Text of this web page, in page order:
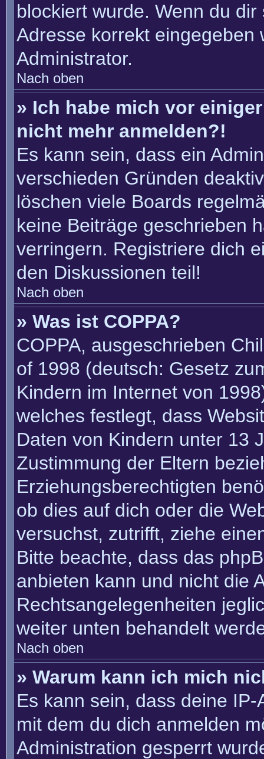
blockiert wurde. Wenn du
Adresse korrekt
Administrator.
Nach oben
» Ich habe mich vor
nicht mehr anmelden?!
Es kann sein, dass ein
verschieden Gründen
löschen viele Boards
keine Beiträge geschrieben
verringern. Registriere dich
den Diskussionen teil!
Nach oben
» Was ist COPPA?
COPPA, ausgeschrieben
of 1998 (deutsch: Gesetz
Kindern im Internet von
welches festlegt, dass
Daten von Kindern unter 13
Zustimmung der Eltern
Erziehungsberechtigten
ob dies auf dich oder die
versuchst, zutrifft, ziehe
Bitte beachte, dass das
anbieten kann und nicht die
Rechtsangelegenheiten
weiter unten behandelt
Nach oben
» Warum kann ich mich
Es kann sein, dass deine
mit dem du dich anmelden
Administration gesperrt